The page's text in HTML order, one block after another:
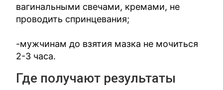
вагинальными свечами, кремами, не
проводить спринцевания;
-мужчинам до взятия мазка не мочиться
2-3 часа.
Где получают результаты